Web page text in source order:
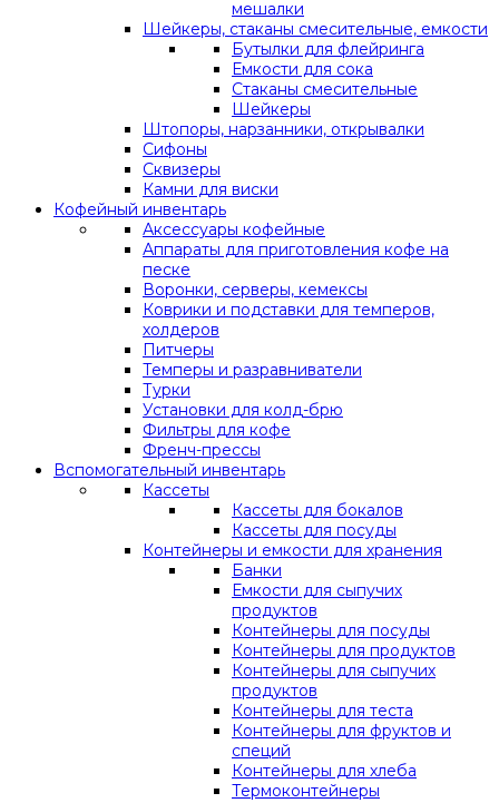
мешалки
Шейкеры, стаканы смесительные, емкости
Бутылки для флейринга
Емкости для сока
Стаканы смесительные
Шейкеры
Штопоры, нарзанники, открывалки
Сифоны
Сквизеры
Камни для виски
Кофейный инвентарь
Аксессуары кофейные
Аппараты для приготовления кофе на
песке
Воронки, серверы, кемексы
Коврики и подставки для темперов,
холдеров
Питчеры
Темперы и разравниватели
Турки
Установки для колд-брю
Фильтры для кофе
Френч-прессы
Вспомогательный инвентарь
Кассеты
Кассеты для бокалов
Кассеты для посуды
Контейнеры и емкости для хранения
Банки
Емкости для сыпучих
продуктов
Контейнеры для посуды
Контейнеры для продуктов
Контейнеры для сыпучих
продуктов
Контейнеры для теста
Контейнеры для фруктов и
специй
Контейнеры для хлеба
Термоконтейнеры